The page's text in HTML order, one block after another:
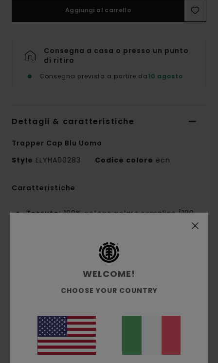
Aggiungi al carrello
Consegna a casa o presso un punto
di ritiro
Consegna prevista a partire da10 agosto
Dettagli & caratteristiche
Trapper Cap Blu Uomo
Style ELYHA00283 Codice colore ecn
Caratteristiche
Tessuto:100% cotone polare semplice [180
cordino elastico con fermo in
Tessuto principale: pile
Patch in silicone con micro-Logo Tree
Composizione[Tessuto principale] 100%
poliestere
WELCOME!
CHOOSE YOUR COUNTRY